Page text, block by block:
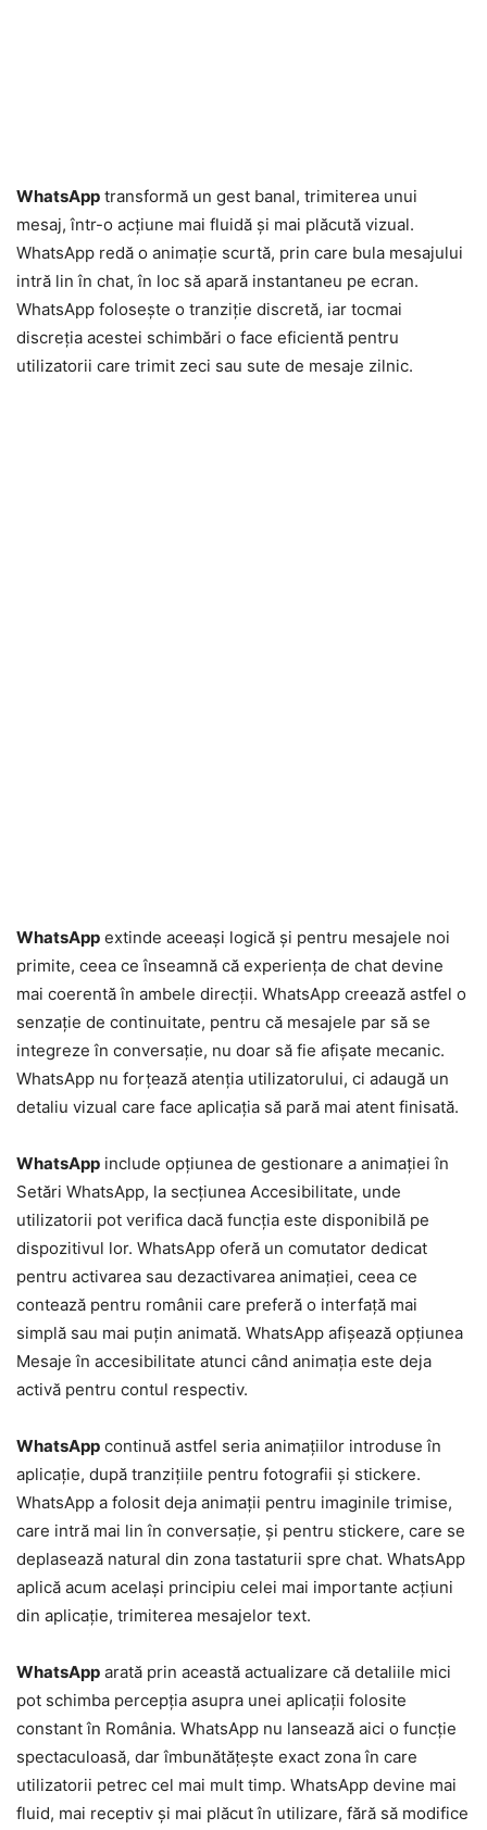
WhatsApp transformă un gest banal, trimiterea unui
mesaj, într-o acțiune mai fluidă și mai plăcută vizual.
WhatsApp redă o animație scurtă, prin care bula mesajului
intră lin în chat, în loc să apară instantaneu pe ecran.
WhatsApp folosește o tranziție discretă, iar tocmai
discreția acestei schimbări o face eficientă pentru
utilizatorii care trimit zeci sau sute de mesaje zilnic.
WhatsApp extinde aceeași logică și pentru mesajele noi
primite, ceea ce înseamnă că experiența de chat devine
mai coerentă în ambele direcții. WhatsApp creează astfel o
senzație de continuitate, pentru că mesajele par să se
integreze în conversație, nu doar să fie afișate mecanic.
WhatsApp nu forțează atenția utilizatorului, ci adaugă un
detaliu vizual care face aplicația să pară mai atent finisată.
WhatsApp include opțiunea de gestionare a animației în
Setări WhatsApp, la secțiunea Accesibilitate, unde
utilizatorii pot verifica dacă funcția este disponibilă pe
dispozitivul lor. WhatsApp oferă un comutator dedicat
pentru activarea sau dezactivarea animației, ceea ce
contează pentru românii care preferă o interfață mai
simplă sau mai puțin animată. WhatsApp afișează opțiunea
Mesaje în accesibilitate atunci când animația este deja
activă pentru contul respectiv.
WhatsApp continuă astfel seria animațiilor introduse în
aplicație, după tranzițiile pentru fotografii și stickere.
WhatsApp a folosit deja animații pentru imaginile trimise,
care intră mai lin în conversație, și pentru stickere, care se
deplasează natural din zona tastaturii spre chat. WhatsApp
aplică acum același principiu celei mai importante acțiuni
din aplicație, trimiterea mesajelor text.
WhatsApp arată prin această actualizare că detaliile mici
pot schimba percepția asupra unei aplicații folosite
constant în România. WhatsApp nu lansează aici o funcție
spectaculoasă, dar îmbunătățește exact zona în care
utilizatorii petrec cel mai mult timp. WhatsApp devine mai
fluid, mai receptiv și mai plăcut în utilizare, fără să modifice